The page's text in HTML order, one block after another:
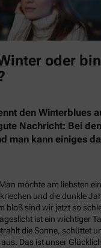
oder
den Winterblues
Nachricht: Bei
man kann einiges
möchte am liebsten
und die dunkle
bloß sind wir jetzt so
ist ein wichtiger
die Sonne, schüttet
Das ist unser